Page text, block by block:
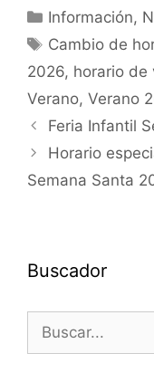
Información,
Cambio de
2026, horario de
Verano, Verano
Feria Infantil
Horario
Semana Santa
Buscador